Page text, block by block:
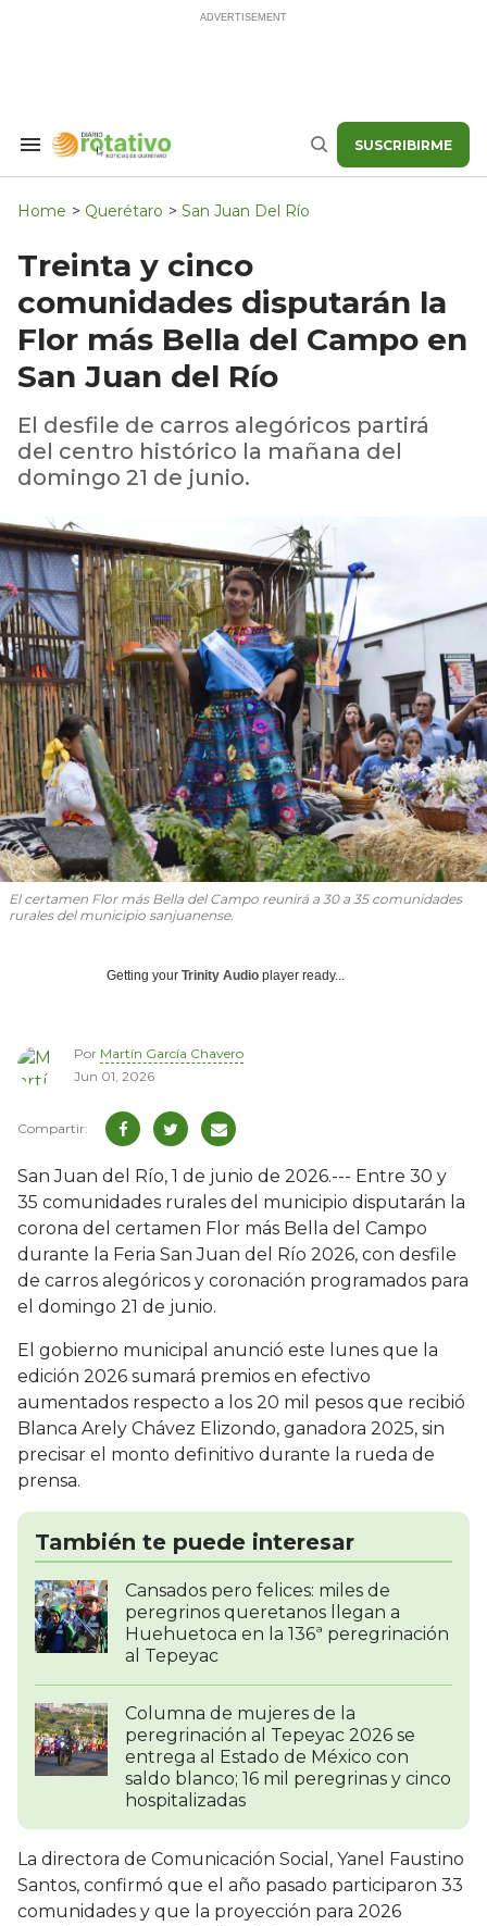
Search
Navigation
Buscar SUSCRIBIRME
Home > Querétaro > San Juan Del Río
Treinta y cinco
comunidades disputarán la
Flor más Bella del Campo en
San Juan del Río
El desfile de carros alegóricos partirá
del centro histórico la mañana del
domingo 21 de junio.
El certamen Flor más Bella del Campo reunirá a 30 a 35 comunidades
rurales del municipio sanjuanense.
Getting your Trinity Audio player ready...
Por Martín García Chavero
Jun 01, 2026
San Juan del Río, 1 de junio de 2026.--- Entre 30 y
35 comunidades rurales del municipio disputarán la
corona del certamen Flor más Bella del Campo
durante la Feria San Juan del Río 2026, con desfile
de carros alegóricos y coronación programados para
el domingo 21 de junio.
El gobierno municipal anunció este lunes que la
edición 2026 sumará premios en efectivo
aumentados respecto a los 20 mil pesos que recibió
Blanca Arely Chávez Elizondo, ganadora 2025, sin
precisar el monto definitivo durante la rueda de
prensa.
También te puede interesar
Cansados pero felices: miles de
peregrinos queretanos llegan a
Huehuetoca en la 136ª peregrinación
al Tepeyac
Columna de mujeres de la
peregrinación al Tepeyac 2026 se
entrega al Estado de México con
saldo blanco; 16 mil peregrinas y cinco
hospitalizadas
La directora de Comunicación Social, Yanel Faustino
Santos, confirmó que el año pasado participaron 33
comunidades y que la proyección para 2026